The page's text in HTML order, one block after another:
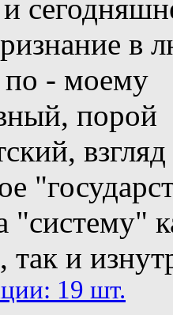
в
- моему
порой
"систему"
так и
19 шт.